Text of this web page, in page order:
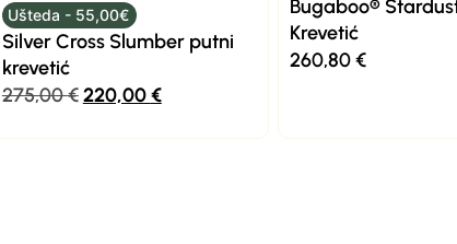
Ušteda - 55,00€
Silver Cross Slumber putni
krevetić
275,00€220,00€
Bugaboo®
Krevetić
260,80€